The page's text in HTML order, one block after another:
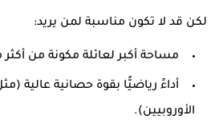
لكن قد لا تكون مناسبة لمن يريد:
مساحة أكبر لعائلة مكونة من أكثر من 5
أداءً رياضيًّا بقوة حصانية عالية
الأوروبيين).